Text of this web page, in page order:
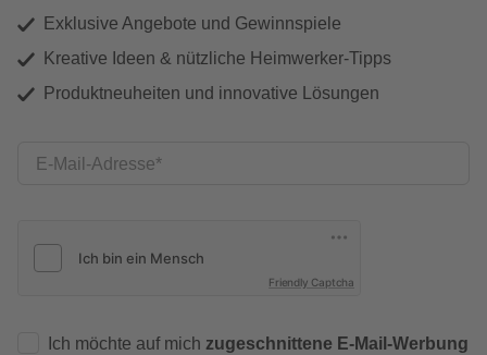
Exklusive Angebote und Gewinnspiele
Kreative Ideen & nützliche Heimwerker-Tipps
Produktneuheiten und innovative Lösungen
E-Mail-Adresse
Friendly Captcha
Ich möchte auf mich zugeschnittene E-Mail-Werbung